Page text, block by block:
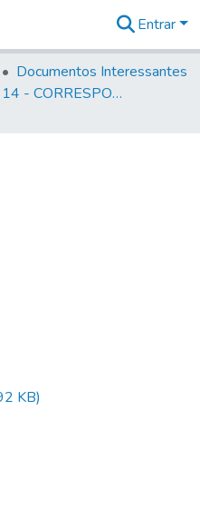
na
Entrar
Documentos Interessantes
Volume 14 - CORRESPONDENCIAS DIVERSAS
KB)